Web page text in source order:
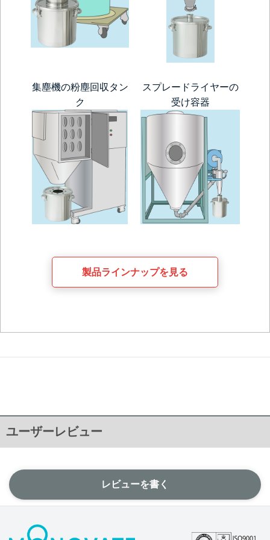
集塵機の粉塵回収タン
ク
スプレードライヤーの
受け容器
製品ラインナップを見る
ユーザーレビュー
レビューを書く